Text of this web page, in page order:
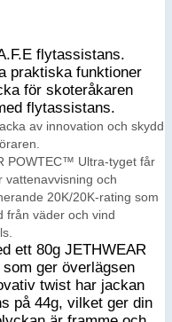
flytassistans.
praktiska funktioner
för skoteråkaren
flytassistans.
av innovation och skydd
POWTEC™ Ultra-tyget får
vattenavvisning och
20K/20K-rating som
från väder och vind
ett 80g JETHWEAR
ger överlägsen
twist har jackan
på 44g, vilket ger din